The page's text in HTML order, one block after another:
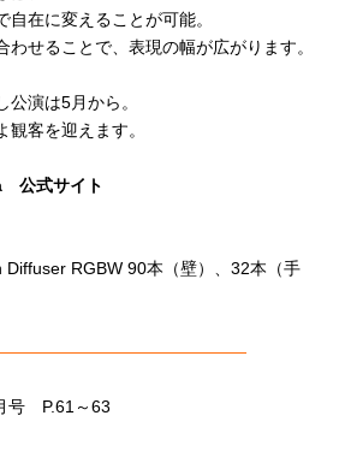
在に変えることが可能。
せることで、表現の幅が広がります。
公演は5月から。
客を迎えます。
公式サイト
RGBW 90本（壁）、32本（手
号 P.61～63